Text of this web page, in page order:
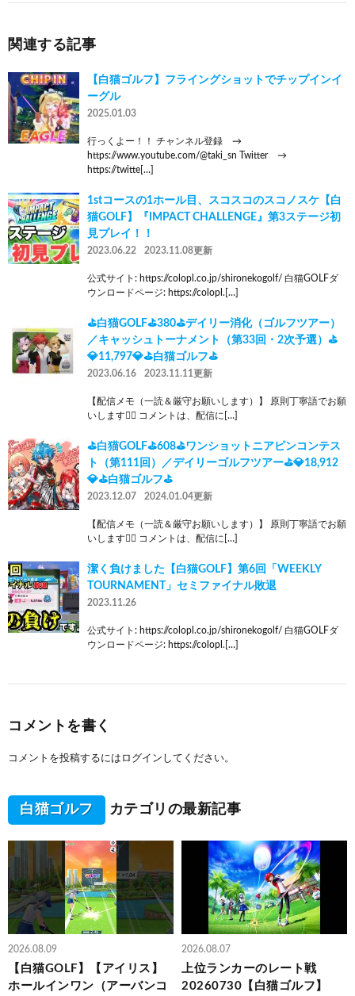
関連する記事
【白猫ゴルフ】フライングショットでチップインイ
ーグル
2025.01.03
行っくよー！！ チャンネル登録 →
https://www.youtube.com/@taki_sn Twitter →
https://twitte[…]
1stコースの1ホール目、スコスコのスコノスケ【白
猫GOLF】『IMPACT CHALLENGE』第3ステージ初
見プレイ！！
2023.06.22 2023.11.08更新
公式サイト: https://colopl.co.jp/shironekogolf/ 白猫GOLFダ
ウンロードページ: https://colopl.[…]
⛳白猫GOLF⛳380⛳デイリー消化（ゴルフツアー）
／キャッシュトーナメント（第33回・2次予選）⛳
💎11,797💎⛳白猫ゴルフ⛳
2023.06.16 2023.11.11更新
【配信メモ（一読＆厳守お願いします）】 原則丁寧語でお願
いします🙇‍♂️ コメントは、配信に[…]
⛳白猫GOLF⛳608⛳ワンショットニアピンコンテス
ト（第111回）／デイリーゴルフツアー⛳💎18,912
💎⛳白猫ゴルフ⛳
2023.12.07 2024.01.04更新
【配信メモ（一読＆厳守お願いします）】 原則丁寧語でお願
いします🙇‍♂️ コメントは、配信に[…]
潔く負けました【白猫GOLF】第6回「WEEKLY
TOURNAMENT」セミファイナル敗退
2023.11.26
公式サイト: https://colopl.co.jp/shironekogolf/ 白猫GOLFダ
ウンロードページ: https://colopl.[…]
コメントを書く
コメントを投稿するには ログイン してください。
白猫ゴルフ カテゴリの最新記事
2026.08.09
【白猫GOLF】【アイリス】
ホールインワン（アーバンコ
2026.08.07
上位ランカーのレート戦
20260730【白猫ゴルフ】